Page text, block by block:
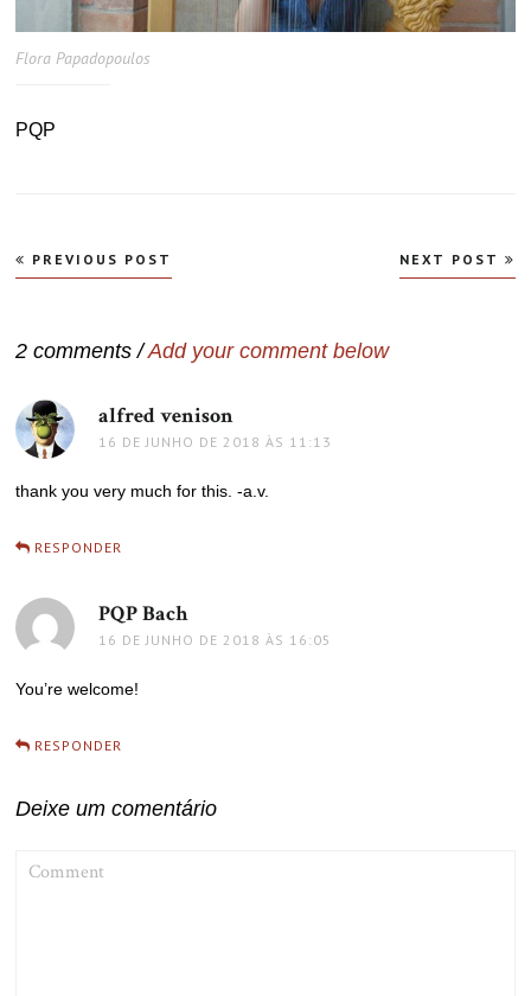
Flora Papadopoulos
PQP
Navegação
de
PREVIOUS POST NEXT POST
2 comments /Add your comment below
alfred venison
16 DE JUNHO DE 2018 ÀS 11:13
thank you very much for this. -a.v.
RESPONDER
PQP Bachdisse:
16 DE JUNHO DE 2018 ÀS 16:05
You’re welcome!
RESPONDER
Deixe um comentário